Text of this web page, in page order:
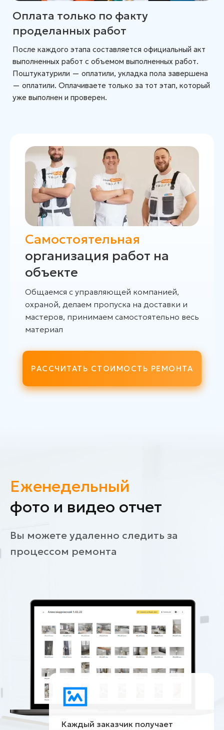
Оплата только по факту
проделанных работ
После каждого этапа составляется официальный акт
выполненных работ с объемом выполненных работ.
Поштукатурили — оплатили, укладка пола завершена
— оплатили. Оплачиваете только за тот этап, который
уже выполнен и проверен.
Самостоятельная
организация работ на
объекте
Общаемся с управляющей компанией,
охраной, делаем пропуска на доставки и
мастеров, принимаем самостоятельно весь
материал
РАССЧИТАТЬ СТОИМОСТЬ РЕМОНТА
Еженедельный
фото и видео отчет
Вы можете удаленно следить за
процессом ремонта
Каждый заказчик получает